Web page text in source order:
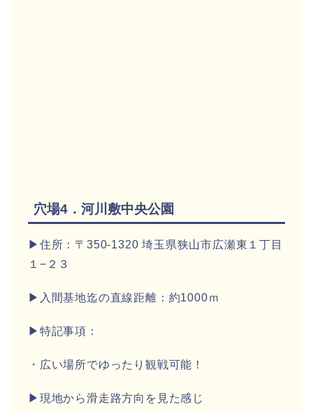
穴場4．河川敷中央公園
▶住所：〒350-1320 埼玉県狭山市広瀬東１丁目
１−２３
▶入間基地迄の直線距離：約1000ｍ
▶特記事項：
・広い場所でゆったり観戦可能！
▶現地から滑走路方向を見た感じ